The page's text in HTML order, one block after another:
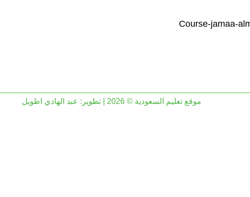
موقع تعليم السعودية © 2026 | تطوير: عبد الهادي اطويل